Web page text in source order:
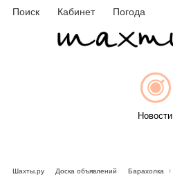
Поиск Кабинет Погода
Новости
Шахты.ру Доска объявлений Барахолка